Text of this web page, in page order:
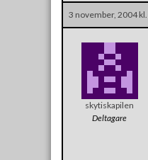
3 november, 2004
skytiskapilen
Deltagare